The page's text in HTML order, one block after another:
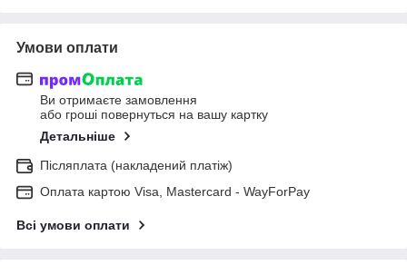
Умови оплати
Ви отримаєте замовлення
або гроші повернуться на вашу картку
Детальніше
Післяплата (накладений платіж)
Оплата картою Visa, Mastercard - WayForPay
Всі умови оплати